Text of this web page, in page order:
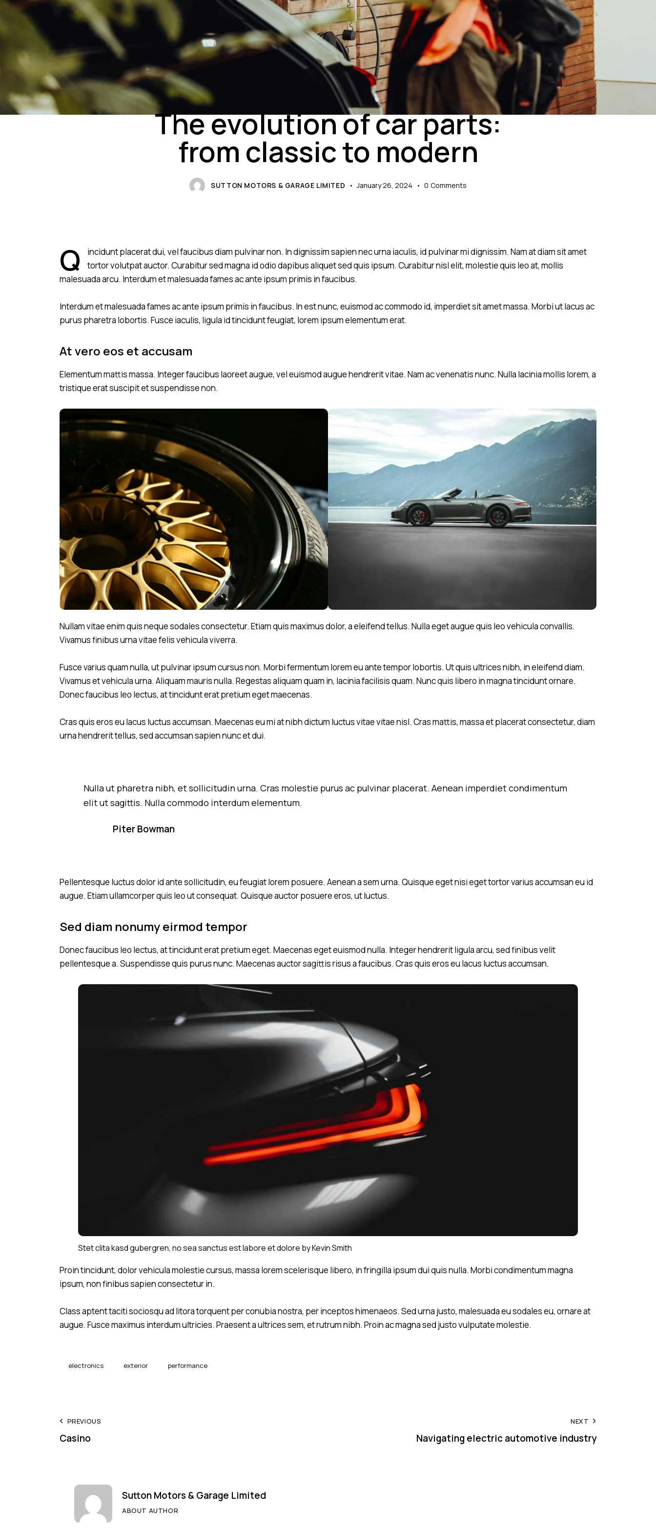
NEWS
The evolution of car parts:
from classic to modern
SUTTON MOTORS & GARAGE LIMITED January 26, 2024 0 Comments
Q
incidunt placerat dui, vel faucibus diam pulvinar non. In dignissim sapien nec urna iaculis, id pulvinar mi dignissim. Nam at diam sit amet
tortor volutpat auctor. Curabitur sed magna id odio dapibus aliquet sed quis ipsum. Curabitur nisl elit, molestie quis leo at, mollis
malesuada arcu. Interdum et malesuada fames ac ante ipsum primis in faucibus.
Interdum et malesuada fames ac ante ipsum primis in faucibus. In est nunc, euismod ac commodo id, imperdiet sit amet massa. Morbi ut lacus ac
purus pharetra lobortis. Fusce iaculis, ligula id tincidunt feugiat, lorem ipsum elementum erat.
At vero eos et accusam
Elementum mattis massa. Integer faucibus laoreet augue, vel euismod augue hendrerit vitae. Nam ac venenatis nunc. Nulla lacinia mollis lorem, a
tristique erat suscipit et suspendisse non.
Nullam vitae enim quis neque sodales consectetur. Etiam quis maximus dolor, a eleifend tellus. Nulla eget augue quis leo vehicula convallis.
Vivamus finibus urna vitae felis vehicula viverra.
Fusce varius quam nulla, ut pulvinar ipsum cursus non. Morbi fermentum lorem eu ante tempor lobortis. Ut quis ultrices nibh, in eleifend diam.
Vivamus et vehicula urna. Aliquam mauris nulla. Regestas aliquam quam in, lacinia facilisis quam. Nunc quis libero in magna tincidunt ornare.
Donec faucibus leo lectus, at tincidunt erat pretium eget maecenas.
Cras quis eros eu lacus luctus accumsan. Maecenas eu mi at nibh dictum luctus vitae vitae nisl. Cras mattis, massa et placerat consectetur, diam
urna hendrerit tellus, sed accumsan sapien nunc et dui.
Nulla ut pharetra nibh, et sollicitudin urna. Cras molestie purus ac pulvinar placerat. Aenean imperdiet condimentum
elit ut sagittis. Nulla commodo interdum elementum.
Piter Bowman
Pellentesque luctus dolor id ante sollicitudin, eu feugiat lorem posuere. Aenean a sem urna. Quisque eget nisi eget tortor varius accumsan eu id
augue. Etiam ullamcorper quis leo ut consequat. Quisque auctor posuere eros, ut luctus.
Sed diam nonumy eirmod tempor
Donec faucibus leo lectus, at tincidunt erat pretium eget. Maecenas eget euismod nulla. Integer hendrerit ligula arcu, sed finibus velit
pellentesque a. Suspendisse quis purus nunc. Maecenas auctor sagittis risus a faucibus. Cras quis eros eu lacus luctus accumsan.
Stet clita kasd gubergren, no sea sanctus est labore et dolore byKevin Smith
Proin tincidunt, dolor vehicula molestie cursus, massa lorem scelerisque libero, in fringilla ipsum dui quis nulla. Morbi condimentum magna
ipsum, non finibus sapien consectetur in.
Class aptent taciti sociosqu ad litora torquent per conubia nostra, per inceptos himenaeos. Sed urna justo, malesuada eu sodales eu, ornare at
augue. Fusce maximus interdum ultricies. Praesent a ultrices sem, et rutrum nibh. Proin ac magna sed justo vulputate molestie.
electronics exterior performance
Post
navigation
PREVIOUS
Casino
NEXT
Navigating electric automotive industry
Sutton Motors & Garage Limited
ABOUT AUTHOR